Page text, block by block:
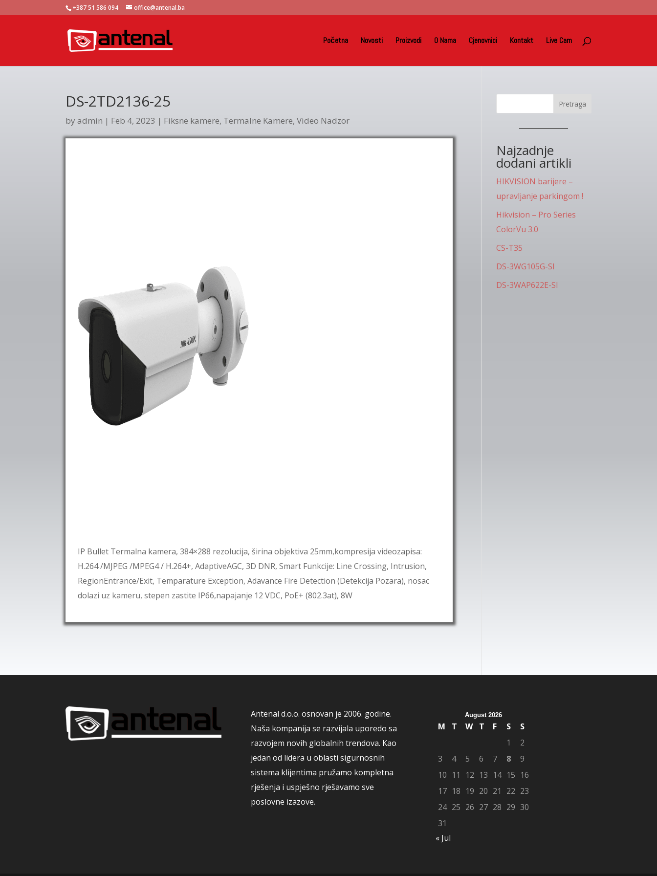
+387 51 586 094 office@antenal.ba
Početna Novosti Proizvodi O Nama Cjenovnici Kontakt Live Cam
DS-2TD2136-25
byadmin | Feb 4, 2023 | Fiksne kamere, Termalne Kamere,Video Nadzor
IP Bullet Termalna kamera, 384×288 rezolucija, širina objektiva 25mm,kompresija videozapisa:
H.264 /MJPEG /MPEG4 / H.264+, AdaptiveAGC, 3D DNR, Smart Funkcije: Line Crossing, Intrusion,
RegionEntrance/Exit, Temparature Exception, Adavance Fire Detection (Detekcija Pozara), nosac
dolazi uz kameru, stepen zastite IP66,napajanje 12 VDC, PoE+ (802.3at), 8W
Pretraga
Najzadnje
dodani artikli
HIKVISION barijere –
upravljanje parkingom !
Hikvision – Pro Series
ColorVu 3.0
CS-T35
DS-3WG105G-SI
DS-3WAP622E-SI
Antenal d.o.o. osnovan je 2006. godine.
Naša kompanija se razvijala uporedo sa
razvojem novih globalnih trendova. Kao
jedan od lidera u oblasti sigurnosnih
sistema klijentima pružamo kompletna
rješenja i uspješno rješavamo sve
poslovne izazove.
August 2026
M T W T F S
S
1
2
3
4 5 6 7 8
9
10 11 12 13 14 15 16
17 18 19 20 21 22 23
24 25 26 27 28 29 30
31
« Jul